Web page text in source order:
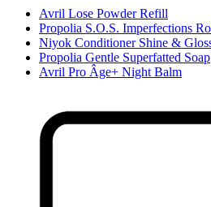
Avril Lose Powder Refill
Propolia S.O.S. Imperfections
Niyok Conditioner Shine &
Propolia Gentle Superfatted Soap
Avril Pro Âge+ Night Balm